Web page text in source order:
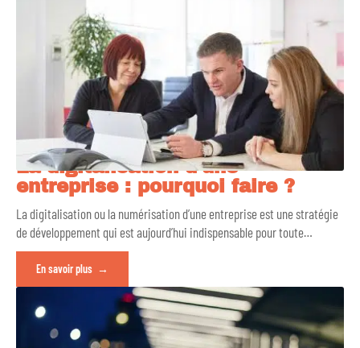
La digitalisation d’une
entreprise : pourquoi faire ?
La digitalisation ou la numérisation d’une entreprise est une stratégie
de développement qui est aujourd’hui indispensable pour toute…
En savoir plus